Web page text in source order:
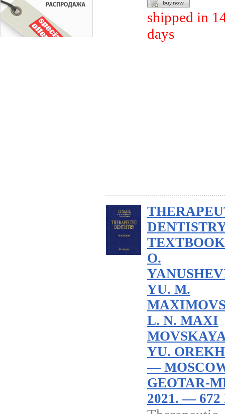
shipped in
days
O.
YU. M.
L. N. MAXI
YU.
—
GEOTAR-
2021. — 672